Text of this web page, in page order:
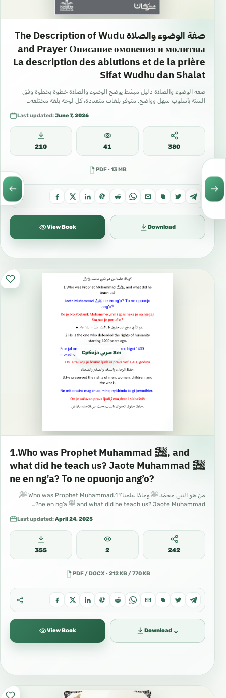
صفة الوضوء والصلاة The Description of Wudu
and Prayer Описание омовения и молитвы
La description des ablutions et de la prière
Sifat Wudhu dan Shalat
صفة الوضوء والصلاة دليل مبسّط يوضح الوضوء والصلاة خطوة بخطوة وفق
السنة بأسلوب سهل وواضح. متوفر بلغات متعددة، كل لوحة بلغة مختلفة…
Last updated:June 7, 2026
210 41 380
PDF · 13 MB
View Book Download
Србија صربي Serbian
1.Who was Prophet Muhammad ﷺ, and
what did he teach us? Jaote Muhammad ﷺ
ne en ng’a? To ne opuonjo ang’o?
من هو النبي محمّد ﷺ وماذا علمنا؟ 1.Who was Prophet Muhammad ﷺ,
and what did he teach us? Jaote Muhammad ﷺ ne en ng’a?…
Last updated:April 24, 2025
355 2 242
PDF / DOCX · 212 KB / 770 KB
View Book Download ⌄